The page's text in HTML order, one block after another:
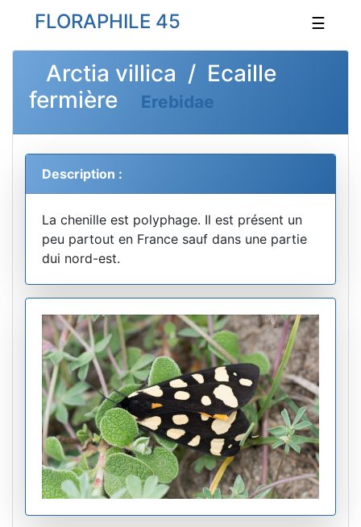
FLORAPHILE 45 ☰
Arctia villica / Ecaille
fermière
Erebidae
Description :
La chenille est polyphage. Il est présent un
peu partout en France sauf dans une partie
dui nord-est.